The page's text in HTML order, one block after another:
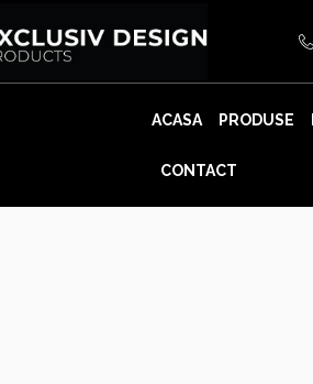
ACASA PRODUSE
CONTACT